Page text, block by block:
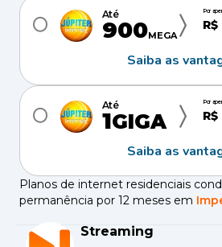
Até
900MEGA
Por
R$
Saiba as
Até
1GIGA
Por
R$
Saiba as
Planos de internet residenciais
permanência por 12 meses em
Streaming